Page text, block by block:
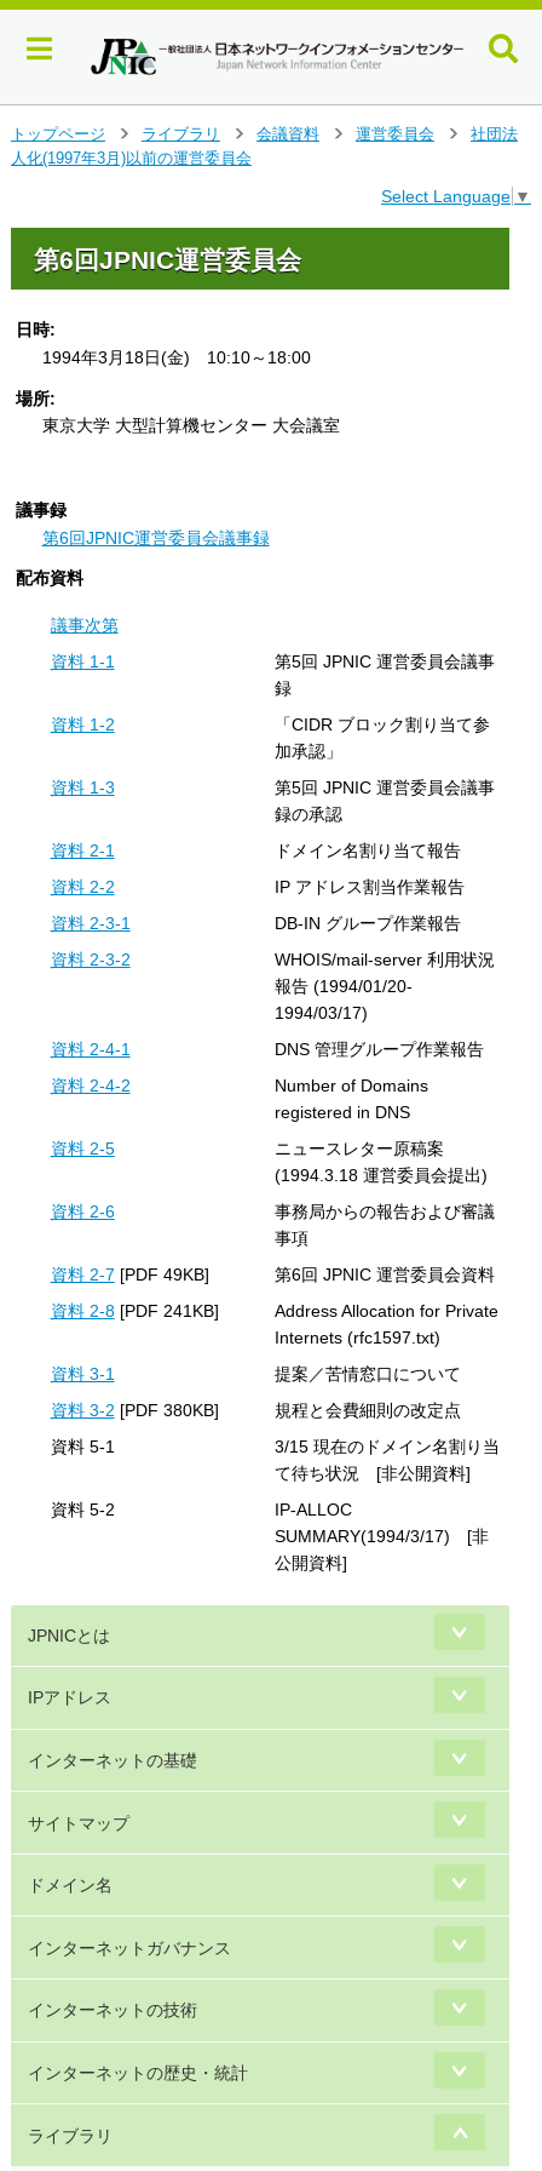
ン
トップページ
>
ライブラリ
>
会議資料
運営委員会
社団法
人化(1997年3月)以前の運営委員会
Select Language ▼
第6回JPNIC運営委員会
日時:
1994年3月18日(金) 10:10～18:00
場所:
東京大学 大型計算機センター 大会議室
議事録
第6回JPNIC運営委員会議事録
配布資料
議事次第
資料 1-1
第5回 JPNIC 運営委員会議事
録
資料 1-2
「CIDR ブロック割り当て参
加承認」
資料 1-3
第5回 JPNIC 運営委員会議事
録の承認
資料 2-1
ドメイン名割り当て報告
資料 2-2
IP アドレス割当作業報告
資料 2-3-1
DB-IN グループ作業報告
資料 2-3-2
WHOIS/mail-server 利用状況
報告 (1994/01/20-
1994/03/17)
資料 2-4-1
DNS 管理グループ作業報告
資料 2-4-2
Number of Domains
registered in DNS
資料 2-5
ニュースレター原稿案
(1994.3.18 運営委員会提出)
資料 2-6
事務局からの報告および審議
事項
資料 2-7 [PDF 49KB]
第6回 JPNIC 運営委員会資料
資料 2-8[PDF 241KB]
Address Allocation for Private
Internets (rfc1597.txt)
資料 3-1
提案／苦情窓口について
資料 3-2 [PDF 380KB]
規程と会費細則の改定点
資料 5-1
3/15 現在のドメイン名割り当
て待ち状況 [非公開資料]
資料 5-2
IP-ALLOC
SUMMARY(1994/3/17) [非
公開資料]
JPNICとは
IPアドレス
インターネットの基礎
サイトマップ
ドメイン名
インターネットガバナンス
インターネットの技術
インターネットの歴史・統計
ライブラリ